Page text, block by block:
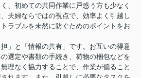
、初めての共同作業に戸惑う方も少なく
夫婦ならではの視点で、効率よく引越し
ラブルを未然に防ぐためのポイントをお
」と「情報の共有」です。お互いの得意
選定や書類の手続き、荷物の梱包などを
理なく協力することで、作業が偏ること